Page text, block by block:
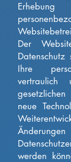
Der
Ihre
vertraulich
neue
werden